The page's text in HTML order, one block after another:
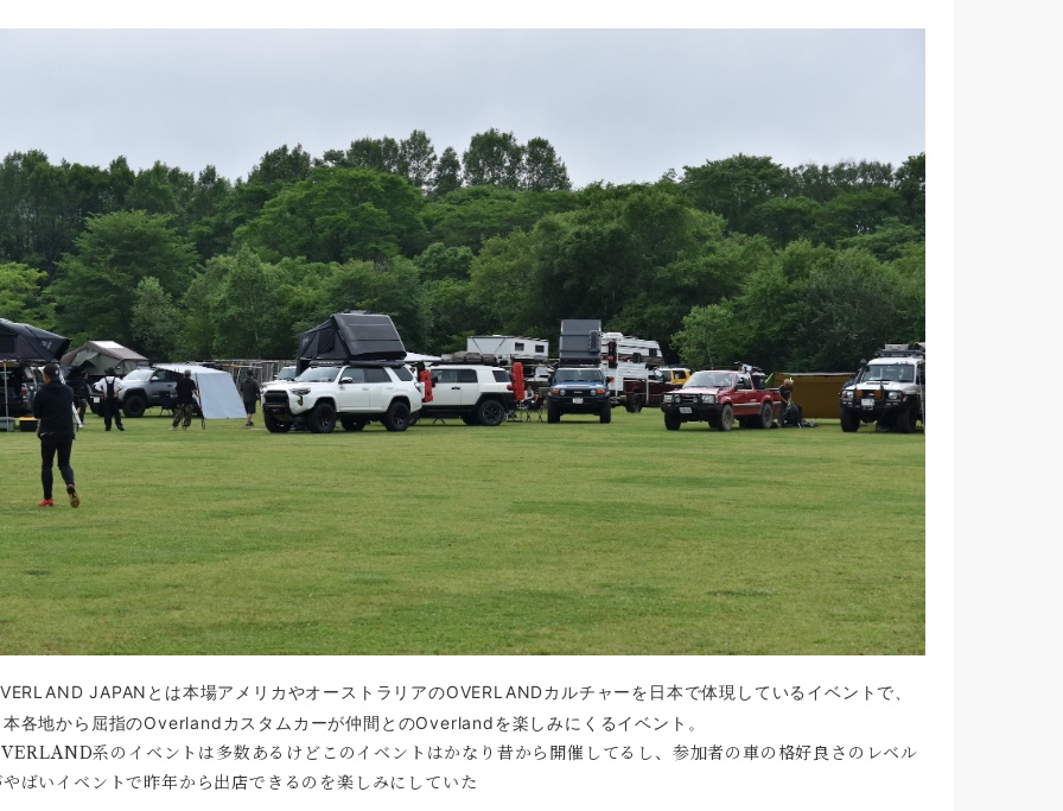
JAPANとは本場アメリカやオーストラリアのOVERLANDカルチャーを日本で体現しているイベントで、
本各地から屈指のOverlandカスタムカーが仲間とのOverlandを楽しみにくるイベント。
系のイベントは多数あるけどこのイベントはかなり昔から開催してるし、参加者の車の格好良さのレベル
ばいイベントで昨年から出店できるのを楽しみにしていた